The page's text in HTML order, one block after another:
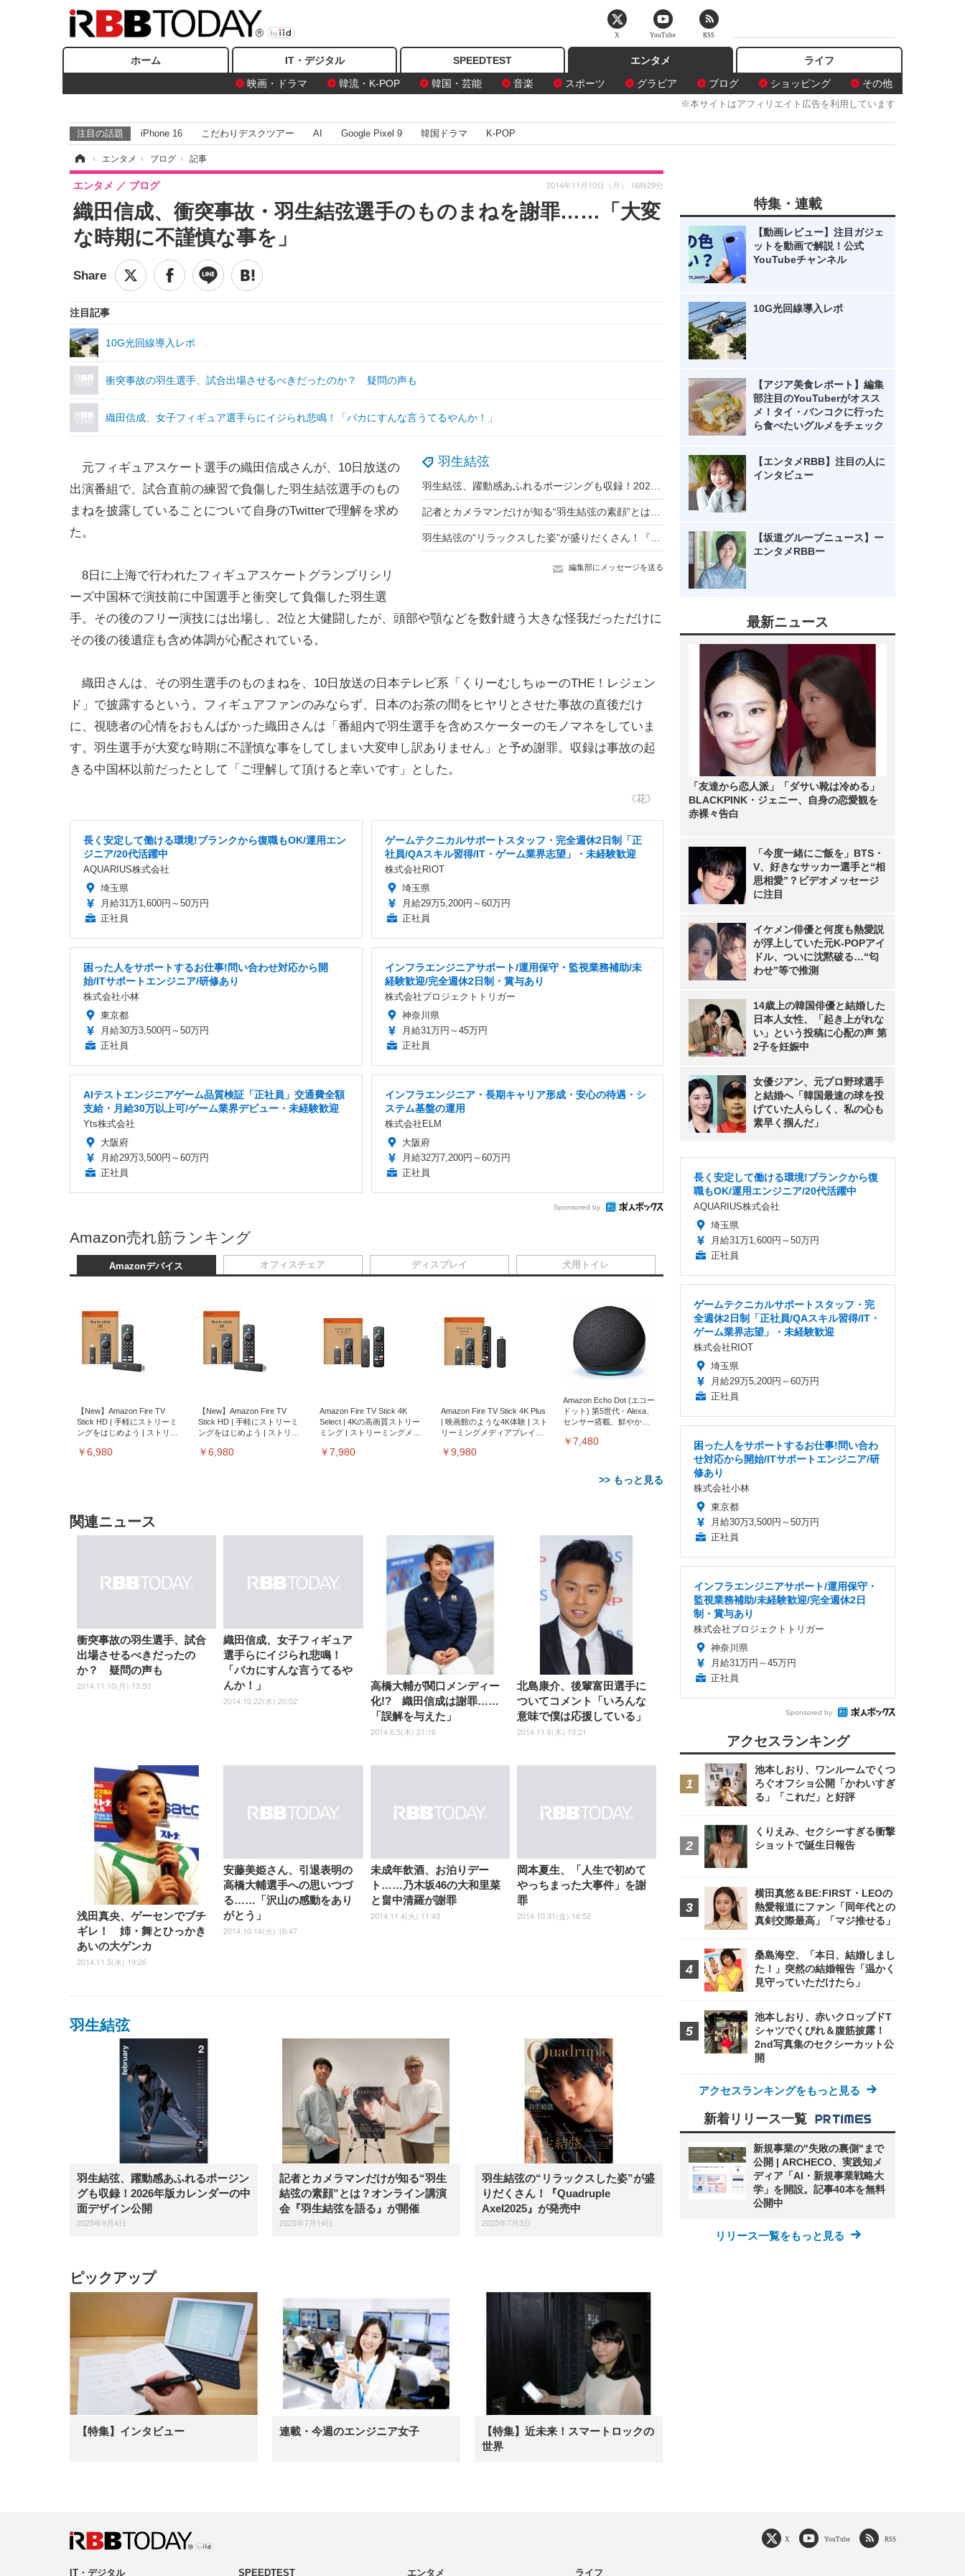
ホーム IT・デジタル SPEEDTEST
エンタメ
映画・ドラマ
韓流・K-POP 韓国・芸能 音楽 スポーツ グラビア ブログ ショッピング その他
ライフ
※本サイトはアフィリエイト広告を利用しています
注目の話題 iPhone 16 こだわりデスクツアー AI Google Pixel 9 韓国ドラマ K-POP
› エンタメ › ブログ › 記事
織田信成、衝突事故・羽生結弦選手のものまねを謝罪……「大変
な時期に不謹慎な事を」
エンタメ ブログ 2014年11月10日（月） 16時29分
注目記事
10G光回線導入レポ
衝突事故の羽生選手、試合出場させるべきだったのか？ 疑問の声も
織田信成、女子フィギュア選手らにイジられ悲鳴！「バカにすんな言うてるやんか！」
羽生結弦
編集部にメッセージを送る
元フィギュアスケート選手の織田信成さんが、10日放送の
出演番組で、試合直前の練習で負傷した羽生結弦選手のもの
まねを披露していることについて自身のTwitterで理解を求め
た。
8日に上海で行われたフィギュアスケートグランプリシリ
ーズ中国杯で演技前に中国選手と衝突して負傷した羽生選
手。その後のフリー演技には出場し、2位と大健闘したが、頭部や顎などを数針縫う大きな怪我だっただけに
その後の後遺症も含め体調が心配されている。
織田さんは、その羽生選手のものまねを、10日放送の日本テレビ系「くりーむしちゅーのTHE！レジェン
ド」で披露するという。フィギュアファンのみならず、日本のお茶の間をヒヤリとさせた事故の直後だけ
に、視聴者の心情をおもんばかった織田さんは「番組内で羽生選手を含めスケーターのモノマネをしていま
す。羽生選手が大変な時期に不謹慎な事をしてしまい大変申し訳ありません」と予め謝罪。収録は事故の起
きる中国杯以前だったとして「ご理解して頂けると幸いです」とした。
《花》
長く安定して働ける環境!ブランクから復職もOK/運用エン
ジニア/20代活躍中
AQUARIUS株式会社
埼玉県
月給31万1,600円～50万円
正社員
ゲームテクニカルサポートスタッフ・完全週休2日制「正
社員/QAスキル習得/IT・ゲーム業界志望」・未経験歓迎
株式会社RIOT
埼玉県
月給29万5,200円～60万円
正社員
困った人をサポートするお仕事!問い合わせ対応から開
始/ITサポートエンジニア/研修あり
株式会社小林
東京都
月給30万3,500円～50万円
正社員
インフラエンジニアサポート/運用保守・監視業務補助/未
経験歓迎/完全週休2日制・賞与あり
株式会社プロジェクトトリガー
神奈川県
月給31万円～45万円
正社員
AIテストエンジニアゲーム品質検証「正社員」交通費全額
支給・月給30万以上可/ゲーム業界デビュー・未経験歓迎
Yts株式会社
大阪府
月給29万3,500円～60万円
正社員
インフラエンジニア・長期キャリア形成・安心の待遇・シ
ステム基盤の運用
株式会社ELM
大阪府
月給32万7,200円～60万円
正社員
Sponsored by
Amazon売れ筋ランキング
Amazonデバイス
【New】Amazon Fire TV
Stick HD | 手軽にストリーミ
ングをはじめよう | ストリー
￥6,980
【New】Amazon Fire TV
Stick HD | 手軽にストリーミ
ングをはじめよう | ストリー
￥6,980
Amazon Fire TV Stick 4K
Select | 4Kの高画質ストリー
ミング | ストリーミングメデ
￥7,980
Amazon Fire TV Stick 4K Plus
| 映画館のような4K体験 | スト
リーミングメディアプレイヤ
￥9,980
Amazon Echo Dot (エコー
ドット) 第5世代 - Alexa、
センサー搭載、鮮やかな
￥7,480
>> もっと見る
オフィスチェア
子 テレワーク 疲れない 跳ね
上げ式アームレスト コンパク
ト 約105度ロッキング pc 事務
椅子 360度回転 座面昇降 強化
ナイロン樹脂ベース 通気性メ
ッシュ 在宅ワーク H-
￥5,699
ア 人間工学 疲れない ブラッ
￥27,999
Sezlife オフィスチェア デスク
チェア 疲れない テレワーク
チェア 強化バックレスト 30
度ロッキング機能 人間工学 椅
子 腰サポート 90度跳ね上げ
式アームレスト 3Dヘッドレス
ト ハンガー付き 高反発クッシ
ョン PCチェア 通気性メッシ
ュ ゲーミング/勉強/事務用 お
しゃれ パソコンチェア (ブラ
￥7,680
Sezlife オフィスチェア デスク
チェア 疲れない テレワーク
チェア 強化バックレスト 30度
ロッキング機能 人間工学 椅子
腰サポート 90度跳ね上げ式ア
ームレスト 3Dヘッドレスト
ハンガー付き 高反発クッショ
ン PCチェア 通気性メッシュ
ゲーミング/勉強/事務用 おし
ゃれ パソコンチェア (ホワイ
￥7,680
ANDWINT オフィスチェ
ア デスクチェア 肘なし メ
ッシュ 通気性 ランバーサ
ポート付き 腰サポート ガ
ス圧無段階昇降 360度回
転 キャスター付き コンパ
クト 幅52×奥行58.5×高さ
84～96cm テレワーク 在
宅勤務 ブラック
￥4,139
ディスプレイ
EV3240X-WT | 31.5型4K
UHD・USB Type-C・ホワイ
ト
￥105,595
EV2740X-WT | 27.0型4K
UHD・USB Type-C・ホワイ
ト
￥109,572
【純正品】27"ゲーミングモ
ニター DualSense 充電フッ
ク付き（CFI-ZDM1J）
￥49,979
【整備済み品】Dell
E2724HS 27インチ 液晶モ
ニター フル
HD（1920×1080）VA 非光
沢 HDMI/DisplayPort/VGA
スピーカー内蔵 高さ調整 ス
イベル VESA対応
ComfortView ビジネス向け
￥15,800
【MiniLED/24.5inch/280Hz/FHD】
GRAPHT THE SHOOTER
Gaming Monitor 24” Essential ゲ
ーミングモニター QD 24.5インチ
1ms FHD 量子ドット 残像低減 (3
年保証 | 輝点保証 | 日本メーカー)
￥34,980
犬用トイレ
ーツ 薄型 レギュラー 1回使い
捨て 無香料 ホワイト 300枚
￥3,373
枚) ホワイト(吸収面:ライトブ
￥3,234
ネオ・ルーライフ ネオ・オム
ツ L 中型犬用 26枚入り 単品
￥1,800
Smart Basic(スマートベーシ
ック) 【Amazon.co.jp限定】
Smart Basic アイリスオーヤマ
ペットシーツ 超厚型 お徳用
ワイド 100枚入 (x 1) (ケース
販売)
￥3,670
アイリスオーヤマ ペット
シーツ 超厚型 お徳用 レギ
ュラー 200枚入
【Amazon.co.jp限定】
￥3,731
関連ニュース
衝突事故の羽生選手、試合
出場させるべきだったの
か？ 疑問の声も
2014.11.10(月) 13:50
織田信成、女子フィギュア
選手らにイジられ悲鳴！
「バカにすんな言うてるや
んか！」
2014.10.22(水) 20:02
高橋大輔が関口メンディー
化!? 織田信成は謝罪……
「誤解を与えた」
2014.6.5(木) 21:16
北島康介、後輩富田選手に
ついてコメント「いろんな
意味で僕は応援している」
2014.11.6(木) 13:21
浅田真央、ゲーセンでブチ
ギレ！ 姉・舞とひっかき
あいの大ゲンカ
2014.11.5(水) 19:26
安藤美姫さん、引退表明の
高橋大輔選手への思いつづ
る……「沢山の感動をあり
がとう」
2014.10.14(火) 16:47
未成年飲酒、お泊りデー
ト……乃木坂46の大和里菜
と畠中清羅が謝罪
2014.11.4(火) 11:43
岡本夏生、「人生で初めて
やっちまった大事件」を謝
罪
2014.10.31(金) 16:52
羽生結弦
羽生結弦、躍動感あふれるポージン
グも収録！2026年版カレンダーの中
面デザイン公開
2025年9月4日
記者とカメラマンだけが知る“羽生
結弦の素顔”とは？オンライン講演
会『羽生結弦を語る』が開催
2025年7月14日
羽生結弦の“リラックスした姿”が盛
りだくさん！『Quadruple
Axel2025』が発売中
2025年7月3日
ピックアップ
【特集】インタビュー 連載・今週のエンジニア女子
【特集】近未来！スマートロックの
世界
特集・連載
【動画レビュー】注目ガジェ
ットを動画で解説！公式
YouTubeチャンネル
10G光回線導入レポ
【アジア美食レポート】編集
部注目のYouTuberがオスス
メ！タイ・バンコクに行った
ら食べたいグルメをチェック
【エンタメRBB】注目の人に
インタビュー
【坂道グループニュース】ー
エンタメRBBー
最新ニュース
「友達から恋人派」「ダサい靴は冷める」
BLACKPINK・ジェニー、自身の恋愛観を
赤裸々告白
「今度一緒にご飯を」BTS・
V、好きなサッカー選手と“相
思相愛”？ビデオメッセージ
に注目
イケメン俳優と何度も熱愛説
が浮上していた元K-POPアイ
ドル、ついに沈黙破る…“匂
わせ”等で推測
14歳上の韓国俳優と結婚した
日本人女性、「起き上がれな
い」という投稿に心配の声 第
2子を妊娠中
女優ジアン、元プロ野球選手
と結婚へ「韓国最速の球を投
げていた人らしく、私の心も
素早く掴んだ」
長く安定して働ける環境!ブランクから復
職もOK/運用エンジニア/20代活躍中
AQUARIUS株式会社
埼玉県
月給31万1,600円～50万円
正社員
ゲームテクニカルサポートスタッフ・完
全週休2日制「正社員/QAスキル習得/IT・
ゲーム業界志望」・未経験歓迎
株式会社RIOT
埼玉県
月給29万5,200円～60万円
正社員
困った人をサポートするお仕事!問い合わ
せ対応から開始/ITサポートエンジニア/研
修あり
株式会社小林
東京都
月給30万3,500円～50万円
正社員
インフラエンジニアサポート/運用保守・
監視業務補助/未経験歓迎/完全週休2日
制・賞与あり
株式会社プロジェクトトリガー
神奈川県
月給31万円～45万円
正社員
Sponsored by
アクセスランキング
池本しおり、ワンルームでくつ
ろぐオフショ公開「かわいすぎ
る」「これだ」と好評
くりえみ、セクシーすぎる衝撃
ショットで誕生日報告
横田真悠＆BE:FIRST・LEOの
熱愛報道にファン「同年代との
真剣交際最高」「マジ推せる」
桑島海空、「本日、結婚しまし
た！」突然の結婚報告「温かく
見守っていただけたら」
池本しおり、赤いクロップドT
シャツでくびれ＆腹筋披露！
2nd写真集のセクシーカット公
開
アクセスランキングをもっと見る
新着リリース一覧
新規事業の"失敗の裏側"まで
公開 | ARCHECO、実践知メ
ディア「AI・新規事業戦略大
学」を開設。記事40本を無料
公開中
リリース一覧をもっと見る
IT・デジタル SPEEDTEST エンタメ ライフ
X YouTube RSS
X YouTube RSS